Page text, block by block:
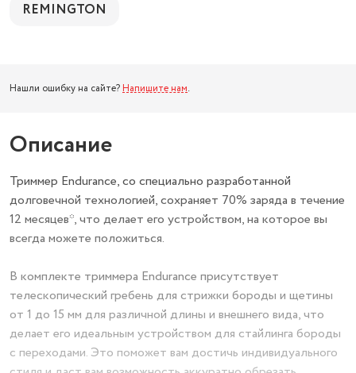
REMINGTON
Нашли ошибку на сайте? Напишите нам.
Описание
Триммер Endurance, со специально разработанной
долговечной технологией, сохраняет 70% заряда в течение
12 месяцев*, что делает его устройством, на которое вы
всегда можете положиться.
В комплекте триммера Endurance присутствует
телескопический гребень для стрижки бороды и щетины
от 1 до 15 мм для различной длины и внешнего вида, что
делает его идеальным устройством для стайлинга бороды
с переходами. Это поможет вам достичь индивидуального